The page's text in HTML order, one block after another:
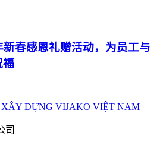
春感恩礼赠活动，为员工与
福
司